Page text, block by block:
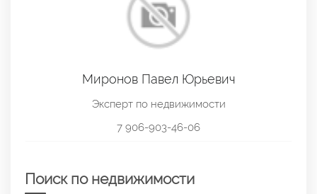
Миронов Павел Юрьевич
Эксперт по недвижимости
7 906-903-46-06
Поиск по недвижимости